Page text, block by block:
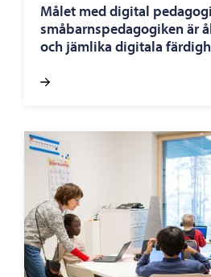
Målet med digital
småbarnspedagogiken är
och jämlika digitala